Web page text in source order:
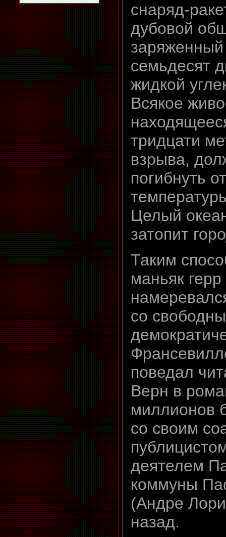
снаряд-
дубовой
семьдесят
жидкой
Всякое
тридцати
взрыва,
погибнуть
Целый
затопит
Таким
маньяк
со
поведал
Верн в
миллионов
со своим
деятелем
коммуны
(Андре
назад.